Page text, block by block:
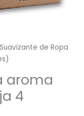
de Ropa
aroma
4